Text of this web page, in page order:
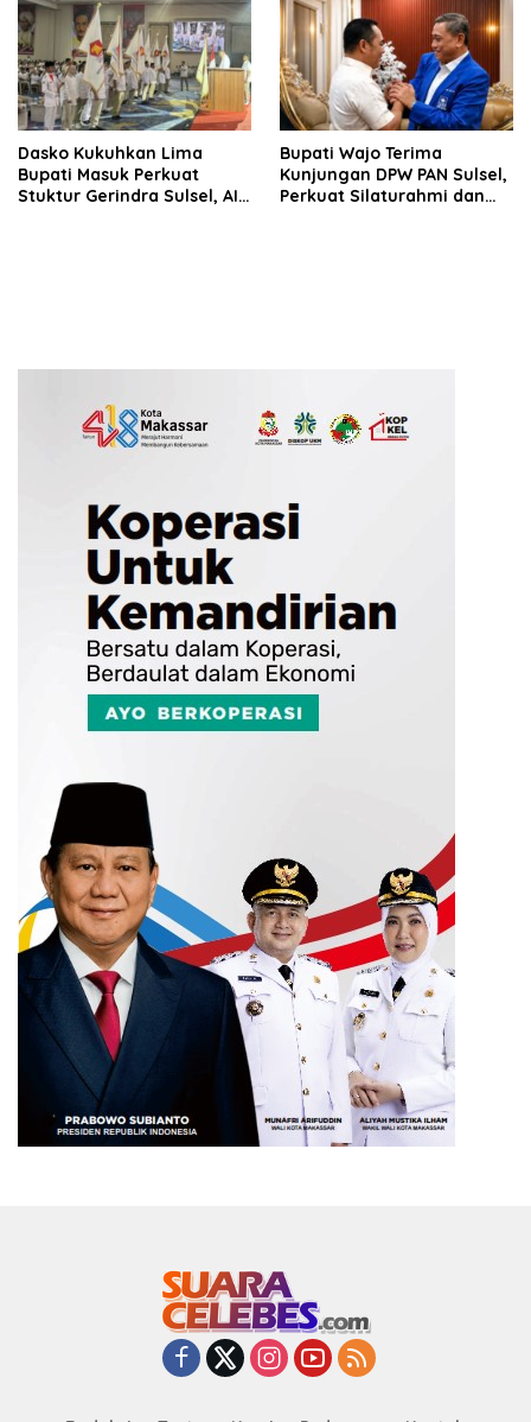
Dasko Kukuhkan Lima
Bupati Masuk Perkuat
Stuktur Gerindra Sulsel, AIA
Bupati Wajo Terima
Kunjungan DPW PAN Sulsel,
Perkuat Silaturahmi dan